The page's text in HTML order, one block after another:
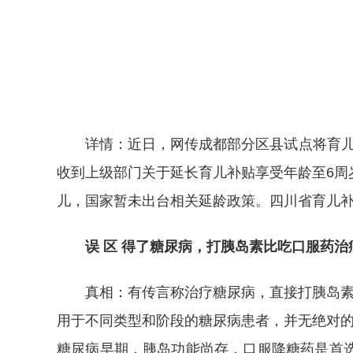
详情：近日，网传成都部分区县试点将育儿
收到上级部门关于延长育儿补贴享受年龄至6
儿，国家暂未出台相关延龄政策。四川省育儿
误 区 得了糖尿病，打胰岛素比吃口服药治
真相：有传言称治疗糖尿病，直接打胰岛素
用于不同类型和阶段的糖尿病患者，并无绝对
糖尿病早期，胰岛功能尚存，口服降糖药是首